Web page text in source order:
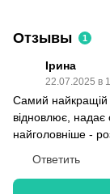
Отзывы 1
Ірина
22.07.2025 в
Самий найкращій
відновлює, надає
найголовніше -
Ответить